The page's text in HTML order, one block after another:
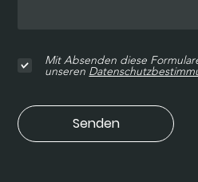
Senden
Mit Absenden diese
unseren